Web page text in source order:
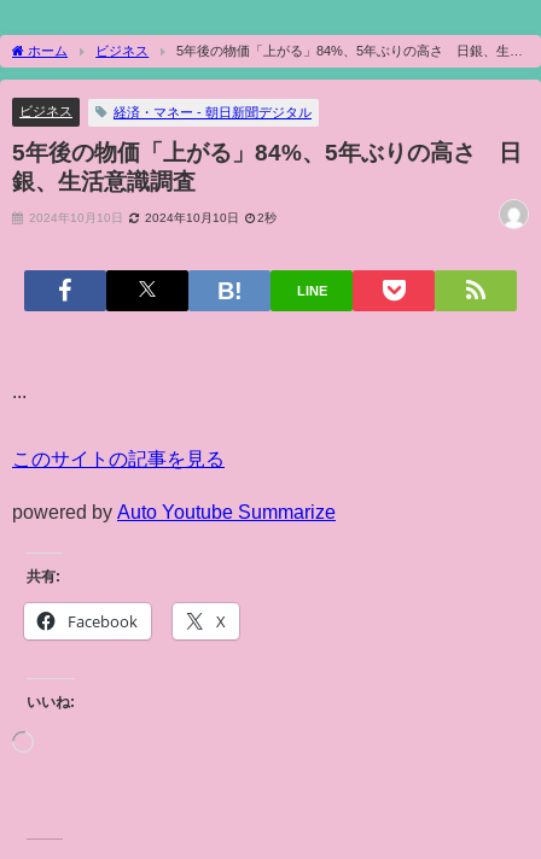
ホーム ビジネス
5年後の物価「上がる」84%、5年ぶりの高さ 日銀、生活
意識調査
ビジネス 経済・マネー - 朝日新聞デジタル
5年後の物価「上がる」84%、5年ぶりの高さ 日
銀、生活意識調査
2024年10月10日 2024年10月10日 2秒
LINE
このサイトの記事を見る
powered by Auto Youtube Summarize
共有:
Facebook X
いいね: